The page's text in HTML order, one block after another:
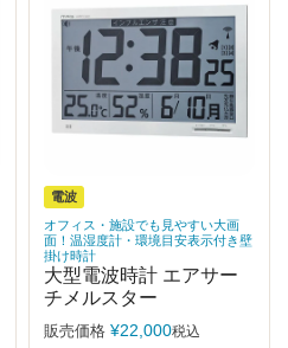
電波
オフィス・施設でも見やすい大画
面！温湿度計・環境目安表示付き壁
掛け時計
大型電波時計 エアサー
チメルスター
販売価格 ¥22,000税込